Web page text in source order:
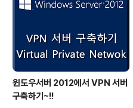
윈도우서버 2012에서 VPN 서버
구축하기~!!